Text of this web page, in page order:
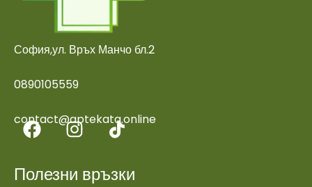
София,ул. Връх Манчо бл.2
0890105559
contact@aptekata.online
Полезни връзки